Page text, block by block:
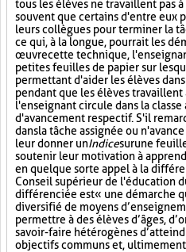
tous les élèves ne travaillent pas
souvent que certains d'entre eux
leurs collègues pour terminer la
ce qui, à la longue, pourrait les
œuvre cette technique,
petites feuilles de papier sur
permettant d'aider les élèves
pendant que les élèves travaillent
l'enseignant circule dans la
d'avancement respectif. S'il
dans la tâche assignée ou
leur donner unIndicesurune
soutenir leur motivation à
en quelque sorte appel à la
Conseil supérieur de l'éducation
différenciée est « une démarche
diversifié de moyens
permettre à des élèves d’âges,
savoir-faire hétérogènes
objectifs communs et,